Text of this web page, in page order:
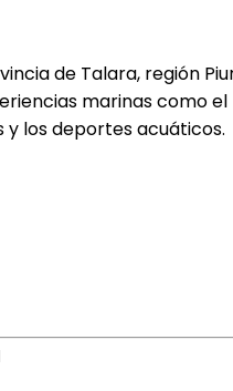
de Talara, región
marinas como el
los deportes acuáticos.